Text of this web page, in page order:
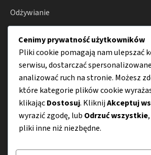
Odżywianie
Choroby
O nas
Kontakt
Mapa strony
Cenimy prywatność użytkowników
Pliki cookie pomagają nam ulepszać
serwisu, dostarczać
analizować ruch na stronie. Możesz
które kategorie plików cookie
klikającDostosuj. KliknijAkceptuj
wyrazić zgodę, lub Odrzuć wszystkie
pliki inne niż niezbędne.